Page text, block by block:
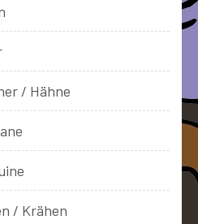
/ Hähne
/ Krähen